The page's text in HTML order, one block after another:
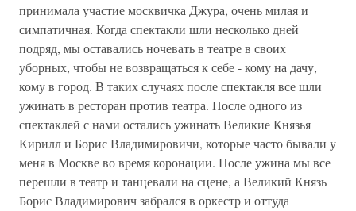
принимала участие москвичка Джура, очень милая и
симпатичная. Когда спектакли шли несколько дней
подряд, мы оставались ночевать в театре в своих
уборных, чтобы не возвращаться к себе - кому на дачу,
кому в город. В таких случаях после спектакля все шли
ужинать в ресторан против театра. После одного из
спектаклей с нами остались ужинать Великие Князья
Кирилл и Борис Владимировичи, которые часто бывали у
меня в Москве во время коронации. После ужина мы все
перешли в театр и танцевали на сцене, а Великий Князь
Борис Владимирович забрался в оркестр и оттуда